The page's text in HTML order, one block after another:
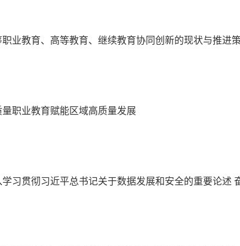
职业教育、高等教育、继续教育协同创新的现状与推进
量职业教育赋能区域高质量发展
学习贯彻习近平总书记关于数据发展和安全的重要论述